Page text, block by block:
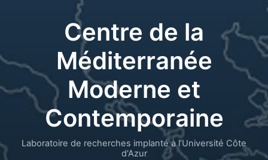
Centre de la
Méditerranée
Moderne et
Contemporaine
Laboratoire de recherches implanté à l’Université Côte
d'Azur